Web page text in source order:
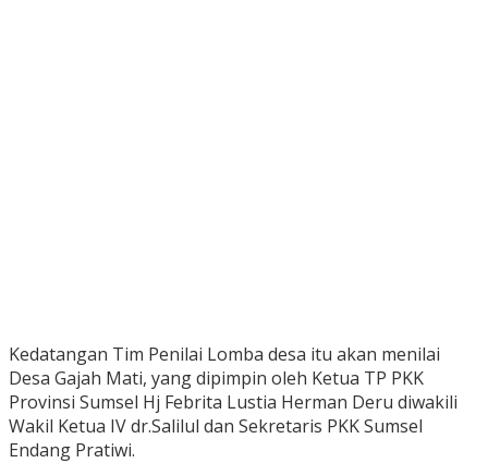
Kedatangan Tim Penilai Lomba desa itu akan menilai
Desa Gajah Mati, yang dipimpin oleh Ketua TP PKK
Provinsi Sumsel Hj Febrita Lustia Herman Deru diwakili
Wakil Ketua IV dr.Salilul dan Sekretaris PKK Sumsel
Endang Pratiwi.